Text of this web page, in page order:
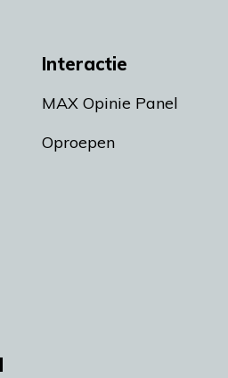
Interactie
MAX Opinie Panel
Oproepen